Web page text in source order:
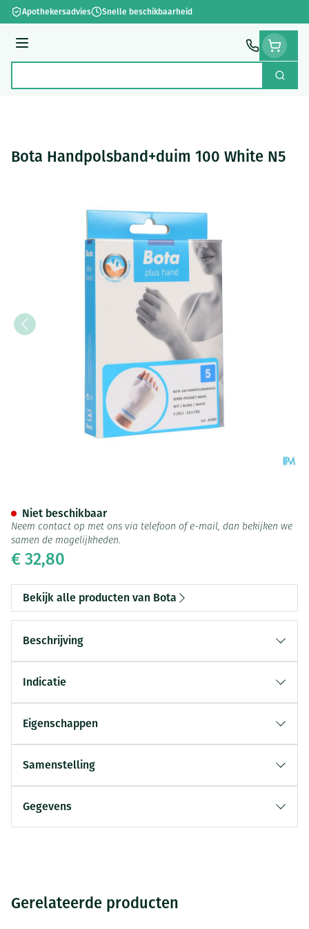
Ga naar de inhoud
Apothekersadvies Snelle beschikbaarheid
Menu
Zoek
Bota Handpolsband+duim 100 White N5
€ 32,80
Niet beschikbaar
Neem contact op met ons via telefoon of e-mail, dan bekijken we
samen de mogelijkheden.
Bekijk alle producten van Bota
Beschrijving
Indicatie
Eigenschappen
Samenstelling
Gegevens
Gerelateerde producten